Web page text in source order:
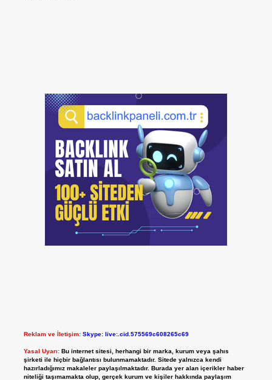
Reklam ve İletişim: Skype: live:.cid.575569c608265c69
Yasal Uyarı: Bu internet sitesi, herhangi bir marka, kurum veya şahıs
şirketi ile hiçbir bağlantısı bulunmamaktadır. Sitede yalnızca kendi
hazırladığımız makaleler paylaşılmaktadır. Burada yer alan içerikler haber
niteliği taşımamakta olup, gerçek kurum ve kişiler hakkında paylaşım